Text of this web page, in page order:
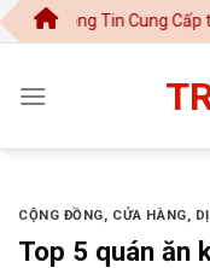
Chuyển
đến
dung
Tin Cung Cấp thông Tin
CỘNG ĐỒNG, CỬA HÀNG,
Top 5 quán ăn